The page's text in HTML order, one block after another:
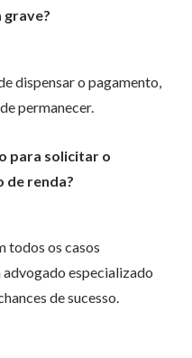
grave?
dispensar o pagamento,
permanecer.
para solicitar o
de renda?
todos os casos
especializado
de sucesso.